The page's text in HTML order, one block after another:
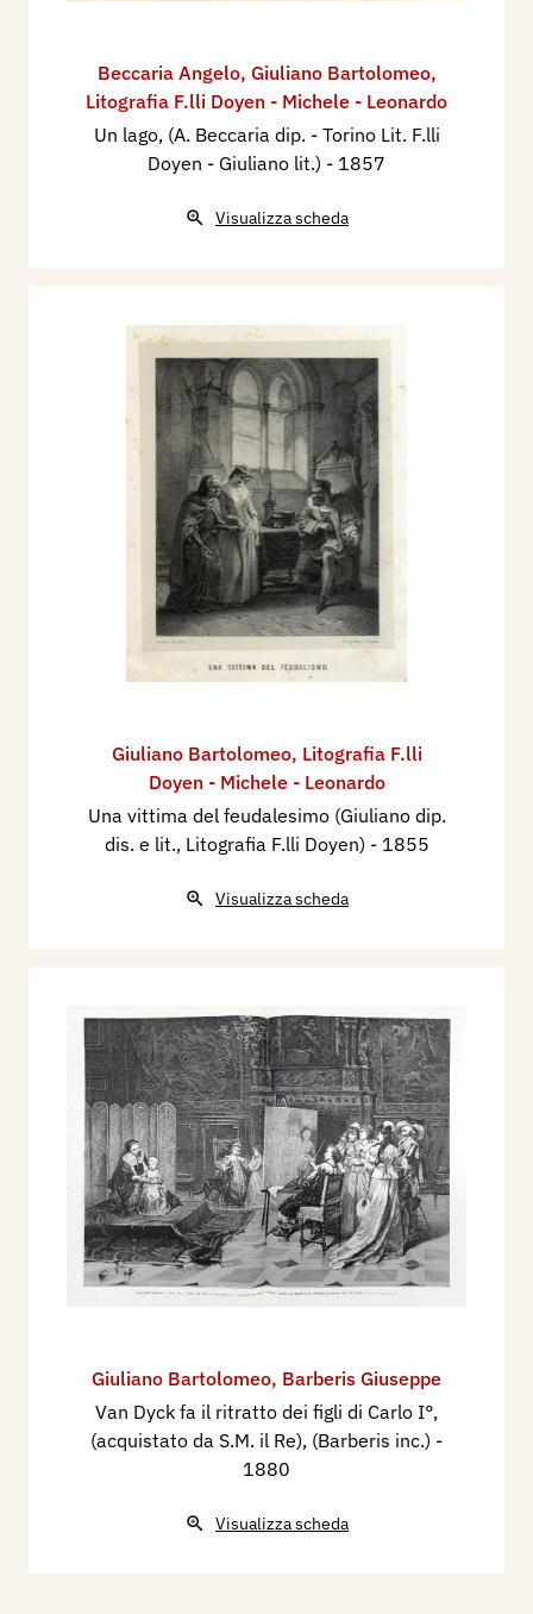
Beccaria Angelo, Giuliano Bartolomeo,
Litografia F.lli Doyen - Michele - Leonardo
Un lago, (A. Beccaria dip. - Torino Lit. F.lli
Doyen - Giuliano lit.) - 1857
Visualizza scheda
Giuliano Bartolomeo, Litografia F.lli
Doyen - Michele - Leonardo
Una vittima del feudalesimo (Giuliano dip.
dis. e lit., Litografia F.lli Doyen) - 1855
Visualizza scheda
Giuliano Bartolomeo, Barberis Giuseppe
Van Dyck fa il ritratto dei figli di Carlo I°,
(acquistato da S.M. il Re), (Barberis inc.) -
1880
Visualizza scheda